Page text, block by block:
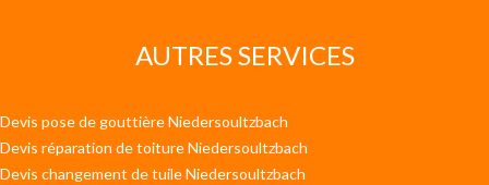
AUTRES SERVICES
Devis pose de gouttière Niedersoultzbach
Devis réparation de toiture Niedersoultzbach
Devis changement de tuile Niedersoultzbach